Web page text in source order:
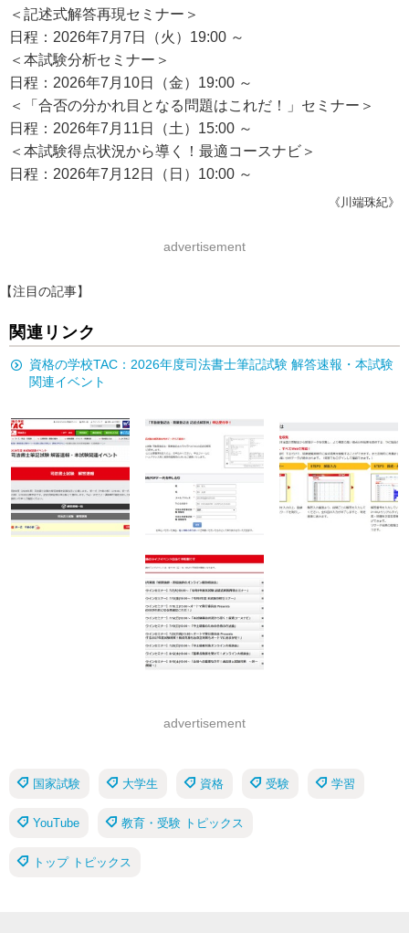
＜記述式解答再現セミナー＞
日程：2026年7月7日（火）19:00 ～
＜本試験分析セミナー＞
日程：2026年7月10日（金）19:00 ～
＜「合否の分かれ目となる問題はこれだ！」セミナー＞
日程：2026年7月11日（土）15:00 ～
＜本試験得点状況から導く！最適コースナビ＞
日程：2026年7月12日（日）10:00 ～
《川端珠紀》
advertisement
【注目の記事】
関連リンク
資格の学校TAC：2026年度司法書士筆記試験 解答速報・本試験
関連イベント
advertisement
国家試験 大学生 資格 受験 学習
YouTube 教育・受験 トピックス
トップ トピックス